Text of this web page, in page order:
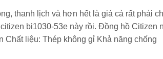
thanh lịch và hơn hết là giá cả rất phải
bi1030-53e này rồi. Đồng hồ Citizen
Chất liệu: Thép không gỉ Khả năng chống